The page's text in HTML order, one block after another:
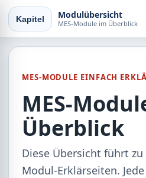
Kapitel Modulübersicht
MES-Module im Überblick
MES-MODULE EINFACH
MES-
Überblick
Diese Übersicht führt
Modul-Erklärseiten.